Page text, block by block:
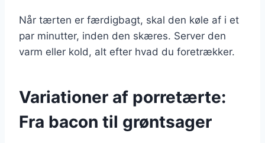
Når tærten er færdigbagt, skal den køle af i et
par minutter, inden den skæres. Server den
varm eller kold, alt efter hvad du foretrækker.
Variationer af porretærte:
Fra bacon til grøntsager